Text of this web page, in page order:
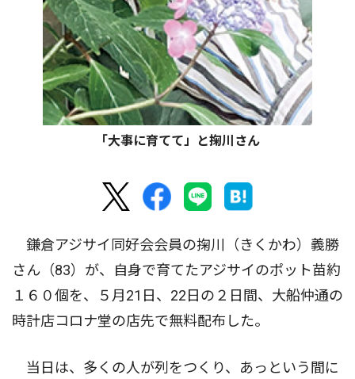
「大事に育てて」と掬川さん
鎌倉アジサイ同好会会員の掬川（きくかわ）義勝
さん（83）が、自身で育てたアジサイのポット苗約
１６０個を、５月21日、22日の２日間、大船仲通の
時計店コロナ堂の店先で無料配布した。
当日は、多くの人が列をつくり、あっという間に